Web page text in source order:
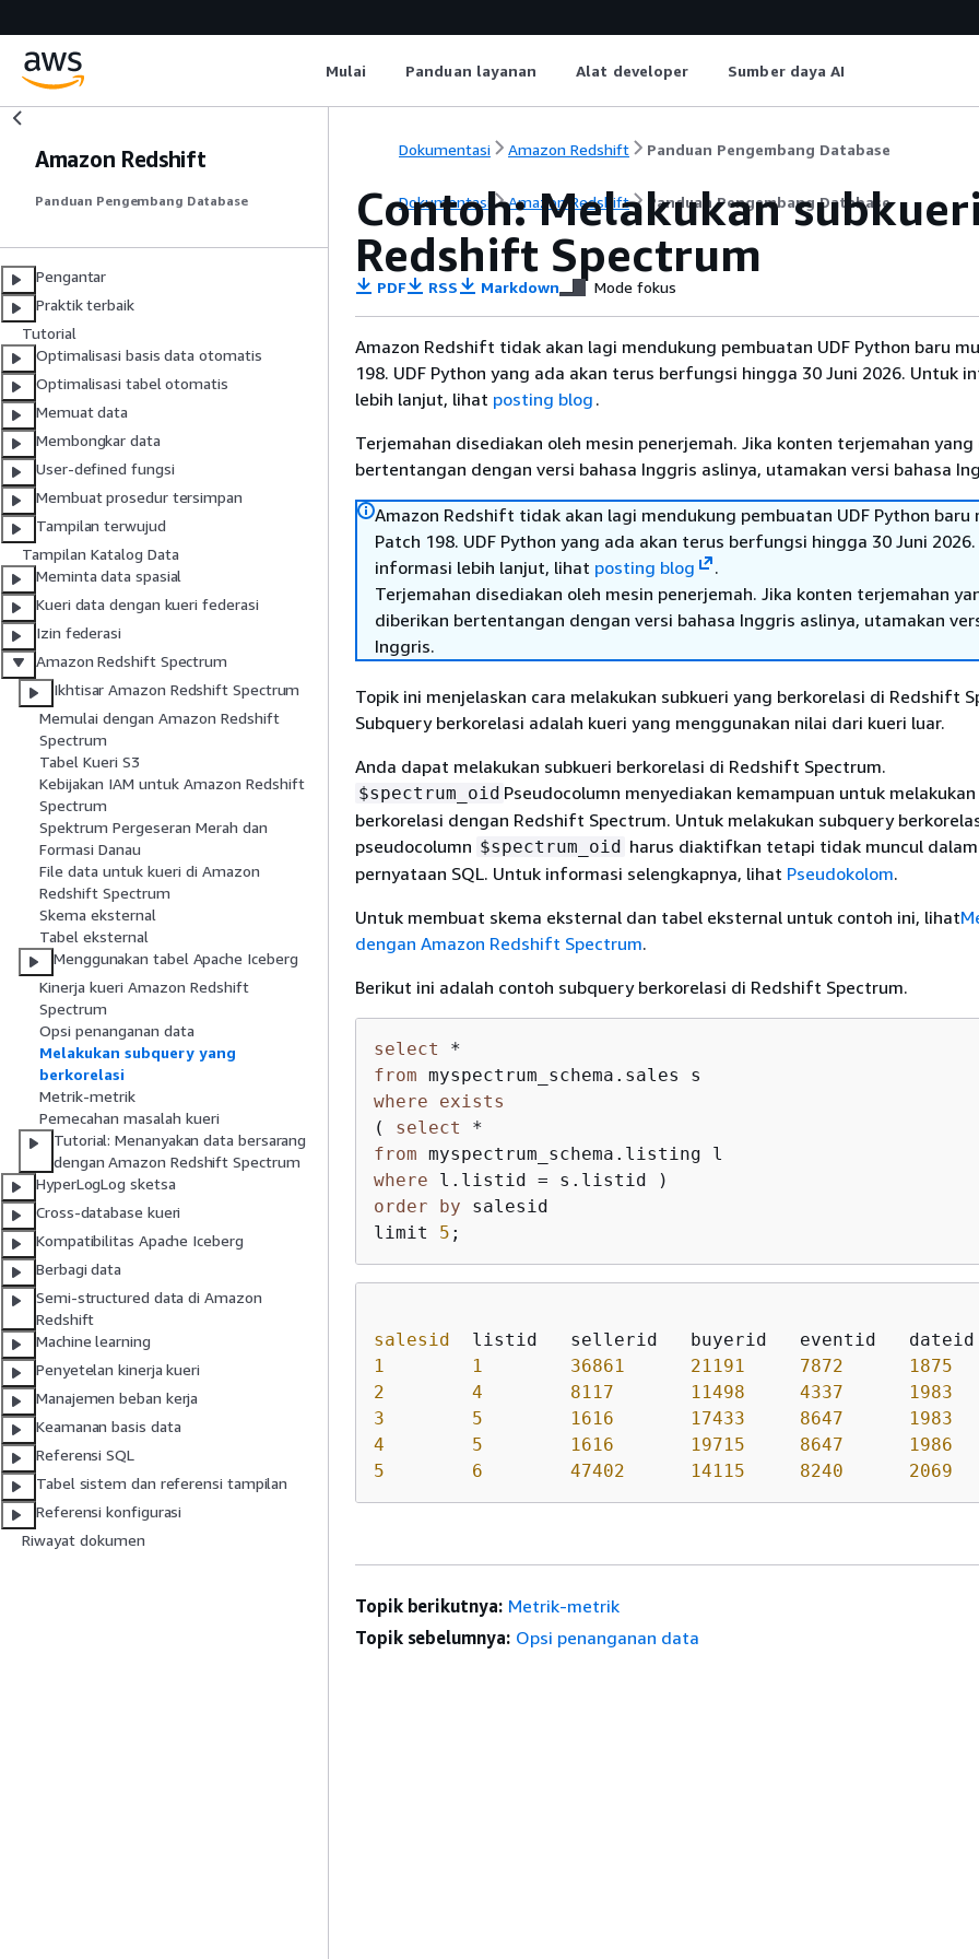
Mulai Panduan layanan Alat developer Sumber daya AI
Amazon Redshift
Panduan Pengembang Database
Pengantar
Praktik terbaik
Tutorial
Optimalisasi basis data otomatis
Optimalisasi tabel otomatis
Memuat data
Membongkar data
User-defined fungsi
Membuat prosedur tersimpan
Tampilan terwujud
Tampilan Katalog Data
Meminta data spasial
Kueri data dengan kueri federasi
Izin federasi
Amazon Redshift Spectrum
Ikhtisar Amazon Redshift Spectrum
Memulai dengan Amazon Redshift
Spectrum
Tabel Kueri S3
Kebijakan IAM untuk Amazon Redshift
Spectrum
Spektrum Pergeseran Merah dan
Formasi Danau
File data untuk kueri di Amazon
Redshift Spectrum
Skema eksternal
Tabel eksternal
Menggunakan tabel Apache Iceberg
Kinerja kueri Amazon Redshift
Spectrum
Opsi penanganan data
Melakukan subquery yang
berkorelasi
Metrik-metrik
Pemecahan masalah kueri
Tutorial: Menanyakan data bersarang
dengan Amazon Redshift Spectrum
HyperLogLog sketsa
Cross-database kueri
Kompatibilitas Apache Iceberg
Berbagi data
Semi-structured data di Amazon
Redshift
Machine learning
Penyetelan kinerja kueri
Manajemen beban kerja
Keamanan basis data
Referensi SQL
Tabel sistem dan referensi tampilan
Referensi konfigurasi
Riwayat dokumen
Dokumentasi Amazon Redshift Panduan Pengembang Database
Dokumentasi Amazon Redshift Panduan Pengembang Database
Contoh: Melakukan
Redshift Spectrum
PDF RSS Markdown Mode fokus
Amazon Redshift tidak akan lagi mendukung pembuatan UDF Python baru
198. UDF Python yang ada akan terus berfungsi hingga 30 Juni 2026. Untuk
lebih lanjut, lihat posting blog .
Terjemahan disediakan oleh mesin penerjemah. Jika konten terjemahan yang
bertentangan dengan versi bahasa Inggris aslinya, utamakan versi bahasa
Amazon Redshift tidak akan lagi mendukung pembuatan UDF Python baru
Patch 198. UDF Python yang ada akan terus berfungsi hingga 30 Juni
informasi lebih lanjut, lihat posting blog
.
Terjemahan disediakan oleh mesin penerjemah. Jika konten terjemahan
diberikan bertentangan dengan versi bahasa Inggris aslinya, utamakan
Inggris.
Topik ini menjelaskan cara melakukan subkueri yang berkorelasi di Redshift
Subquery berkorelasi adalah kueri yang menggunakan nilai dari kueri luar.
Anda dapat melakukan subkueri berkorelasi di Redshift Spectrum.
$spectrum_oid Pseudocolumn menyediakan kemampuan untuk
berkorelasi dengan Redshift Spectrum. Untuk melakukan subquery
pseudocolumn $spectrum_oid harus diaktifkan tetapi tidak muncul dalam
pernyataan SQL. Untuk informasi selengkapnya, lihat Pseudokolom.
Untuk membuat skema eksternal dan tabel eksternal untuk contoh ini, lihat
dengan Amazon Redshift Spectrum.
Berikut ini adalah contoh subquery berkorelasi di Redshift Spectrum.
select
*
from
where
exists
( select
*
from
where l.listid =
order
by salesid
limit 5
salesid
1
1 36861 21191 7872 1875
2
4 8117 11498 4337 1983
3
5 1616 17433 8647 1983
4
5 1616 19715 8647 1986
5
6 47402 14115 8240 2069
Topik berikutnya: Metrik-metrik
Topik sebelumnya: Opsi penanganan data